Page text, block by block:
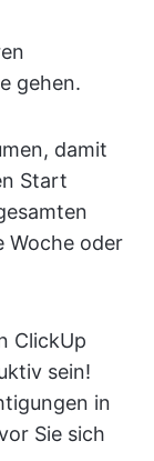
gehen.
damit
Start
Woche oder
ClickUp
sein!
in
Sie sich